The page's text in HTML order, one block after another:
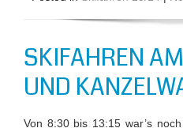
SKIFAHREN
UND
Von 8:30 bis 13:15 war’s